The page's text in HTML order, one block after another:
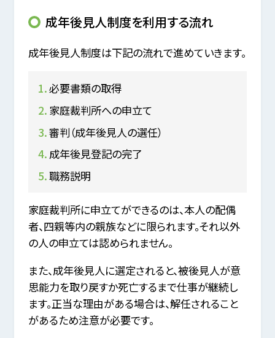
成年後見人制度を利用する流れ
成年後見人制度は下記の流れで進めていきます。
必要書類の取得
家庭裁判所への申立て
審判（成年後見人の選任）
成年後見登記の完了
職務説明
家庭裁判所に申立てができるのは、本人の配偶
者、四親等内の親族などに限られます。それ以外
の人の申立ては認められません。
また、成年後見人に選定されると、被後見人が意
思能力を取り戻すか死亡するまで仕事が継続し
ます。正当な理由がある場合は、解任されること
があるため注意が必要です。